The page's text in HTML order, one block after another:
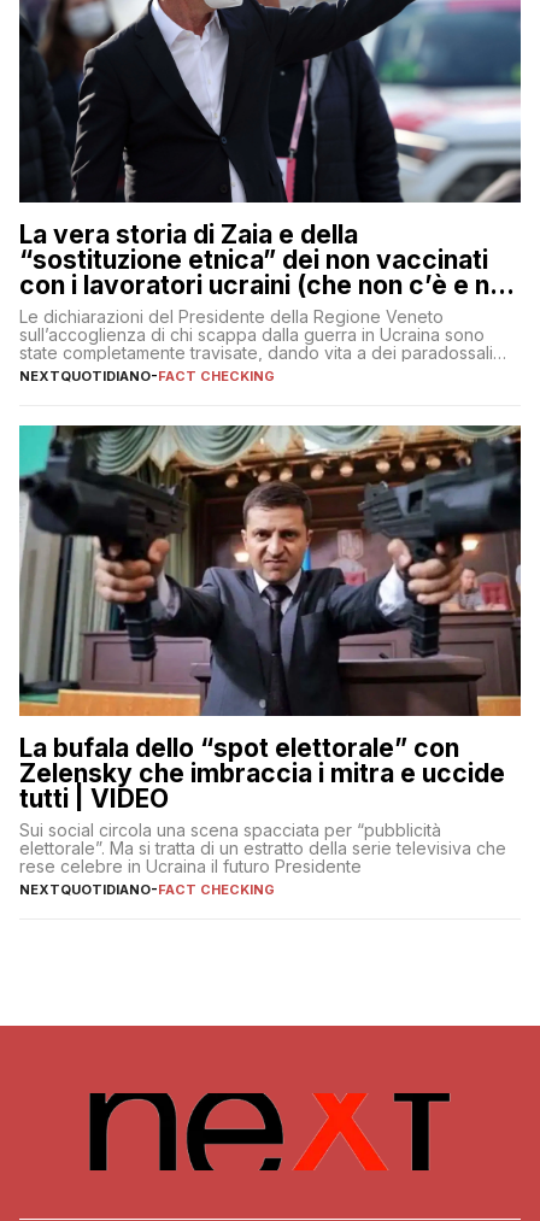
La vera storia di Zaia e della
“sostituzione etnica” dei non vaccinati
con i lavoratori ucraini (che non c’è e non
ci sarà)
Le dichiarazioni del Presidente della Regione Veneto
sull’accoglienza di chi scappa dalla guerra in Ucraina sono
state completamente travisate, dando vita a dei paradossali
falsi che girano sui social
NEXTQUOTIDIANO-FACT CHECKING
La bufala dello “spot elettorale” con
Zelensky che imbraccia i mitra e uccide
tutti | VIDEO
Sui social circola una scena spacciata per “pubblicità
elettorale”. Ma si tratta di un estratto della serie televisiva che
rese celebre in Ucraina il futuro Presidente
NEXTQUOTIDIANO-FACT CHECKING